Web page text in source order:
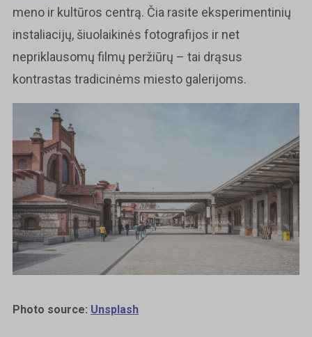
meno ir kultūros centrą. Čia rasite eksperimentinių
instaliacijų, šiuolaikinės fotografijos ir net
nepriklausomų filmų peržiūrų – tai drąsus
kontrastas tradicinėms miesto galerijoms.
Photo source: Unsplash